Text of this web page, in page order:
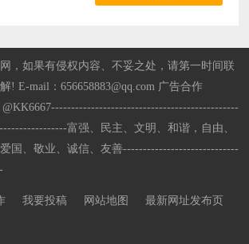
，如果有侵权内容、不妥之处，请第一时间联
! E-mail：656658883@qq.com 广告合作
@KK6667-----------------------------------------------
富强、民主、文明、和谐，自由、
国、敬业、诚信、友善-----------------------------
我要投稿 网站地图 最新网址发布页